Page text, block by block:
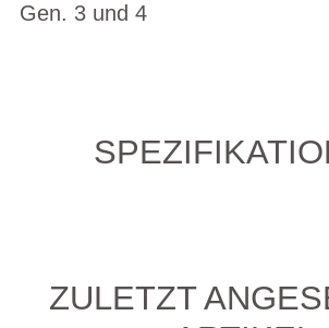
Gen. 3 und 4
ZULETZT